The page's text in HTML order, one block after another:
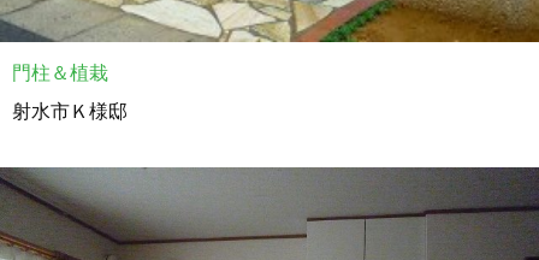
門柱＆植栽
射水市Ｋ様邸